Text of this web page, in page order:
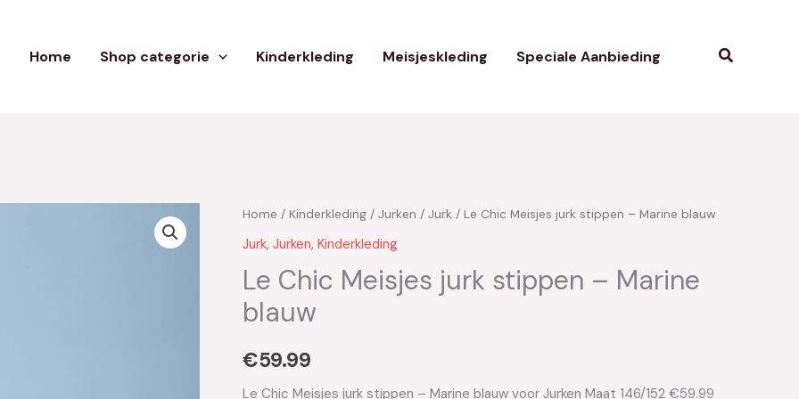
Home Shop categorie Kinderkleding Meisjeskleding Speciale Aanbieding Zoeken
Home / Kinderkleding / Jurken / Jurk / Le Chic Meisjes jurk stippen – Marine blauw
Jurk, Jurken, Kinderkleding
Le Chic Meisjes jurk stippen – Marine
blauw
€59.99
Le Chic Meisjes jurk stippen – Marine blauw voor Jurken Maat 146/152 €59.99